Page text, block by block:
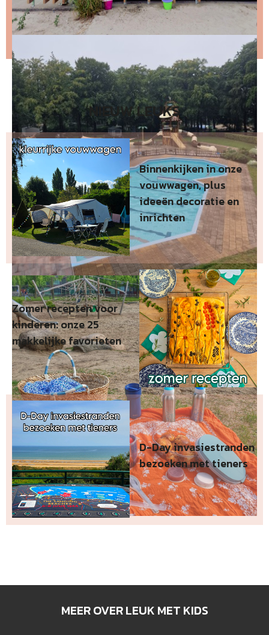
Wil je niet wachten op de volgende nieuwsbrief?
Lees
dan hier de nieuwste nieuwsbrief
NIEUW LEUKS
Binnenkijken in onze
vouwwagen, plus
ideeën decoratie en
inrichten
Zomer recepten voor
kinderen: onze 25
makkelijke favorieten
D-Day invasiestranden
bezoeken met tieners
MEER OVER LEUK MET KIDS